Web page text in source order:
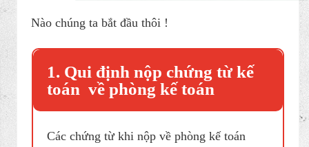
Xin chào các bạn , Tôi Thái
Sơn đây
Trong bài viết ngày hôm nay tôi sẽ chia sẻ cho
các bạn 1 chủ đề đó là ​" Luân chuyển và lưu